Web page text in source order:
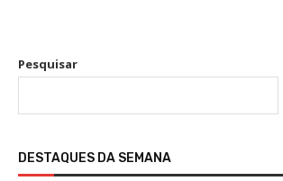
Pesquisar
DESTAQUES DA SEMANA